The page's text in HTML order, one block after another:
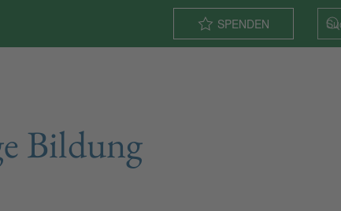
SPENDEN
Bildung